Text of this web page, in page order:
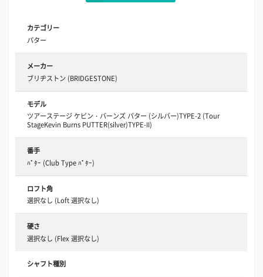
カテゴリー
パター
メーカー
ブリヂストン (BRIDGESTONE)
モデル
ツアーステージ ケビン・バーンズ パター (シルバー)TYPE-2 (Tour
StageKevin Burns PUTTER(silver)TYPE-II)
番手
ﾊﾟﾀｰ (Club Type ﾊﾟﾀｰ)
ロフト角
選択なし (Loft 選択なし)
硬さ
選択なし (Flex 選択なし)
シャフト種別